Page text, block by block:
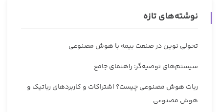
نوشته‌های تازه
تحولی نوین در صنعت بیمه با هوش مصنوعی
سیستم‌های توصیه‌گر: راهنمای جامع
ربات هوش مصنوعی چیست؟ اشتراکات و کاربردهای رباتیک و
هوش مصنوعی